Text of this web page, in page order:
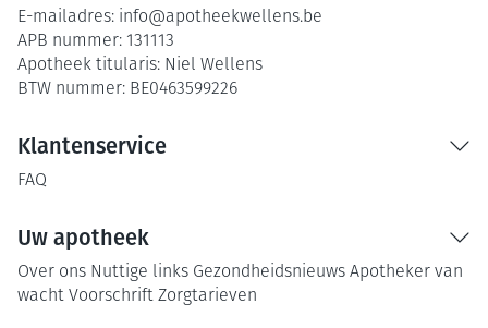
E-mailadres: info@apotheekwellens.be
APB nummer: 131113
Apotheek titularis: Niel Wellens
BTW nummer: BE0463599226
Klantenservice
FAQ
Uw apotheek
Over ons Nuttige links Gezondheidsnieuws Apotheker van
wacht Voorschrift Zorgtarieven